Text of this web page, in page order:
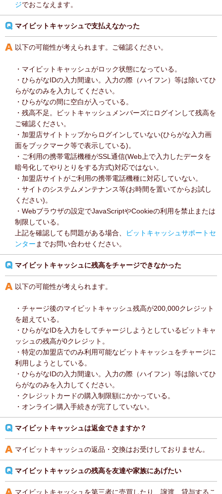
ジでおこなえます。
マイビットキャッシュで支払えなかった
以下の可能性が考えられます。ご確認ください。
・マイビットキャッシュがロック状態になっている。
・ひらがなIDの入力間違い。入力の際（ハイフン）等は除いてひ
らがなのみを入力してください。
・ひらがなの間に空白が入っている。
・残高不足。ビットキャッシュメンバーズにログインして残高を
ご確認ください。
・加盟店サイトトップからログインしていない(ひらがな入力画
面をブックマーク等で表示している)。
・ご利用の携帯電話機種がSSL通信(Web上で入力したデータを
暗号化してやりとりをする方式)対応ではない。
・加盟店サイトがご利用の携帯電話機種に対応していない。
・サイトのシステムメンテナンス等(お時間を置いてからお試し
ください)。
・Webブラウザの設定でJavaScriptやCookieの利用を禁止または
制限している。
上記を確認しても問題がある場合、
ビットキャッシュサポートセ
ンター までお問い合わせください。
マイビットキャッシュに残高をチャージできなかった
以下の可能性が考えられます。
・チャージ後のマイビットキャッシュ残高が200,000クレジット
を超えている。
・ひらがなIDを入力をしてチャージしようとしているビットキャ
ッシュの残高が0クレジット。
・特定の加盟店でのみ利用可能なビットキャッシュをチャージに
利用しようとしている。
・ひらがなIDの入力間違い。入力の際（ハイフン）等は除いてひ
らがなのみを入力してください。
・クレジットカードの購入制限額にかかっている。
・オンライン購入手続きが完了していない。
マイビットキャッシュは返金できますか？
マイビットキャッシュの返品・交換はお受けしておりません。
マイビットキャッシュの残高を友達や家族にあげたい
マイビットキャッシュを第三者に売買したり、譲渡、貸与するこ